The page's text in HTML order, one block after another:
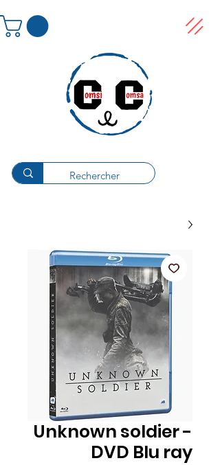
Unknown soldier -
DVD Blu ray